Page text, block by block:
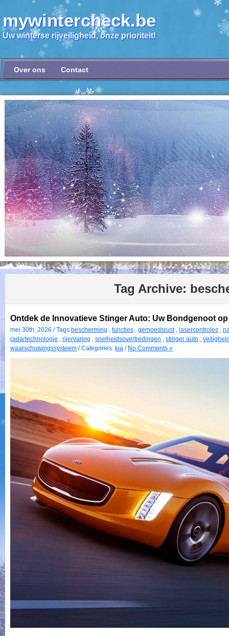
mywintercheck.be
Uw winterse rijveiligheid, onze prioriteit!
Over ons Contact
Tag Archive:
Ontdek de Innovatieve Stinger Auto: Uw Bondgenoot op
mei 30th, 2026 / Tags:bescherming , functies , gemoedsrust, lasercontroles ,
radartechnologie , rijervaring , snelheidsovertredingen , stinger auto ,
waarschuwingssysteem / Categories: kia / No Comments »